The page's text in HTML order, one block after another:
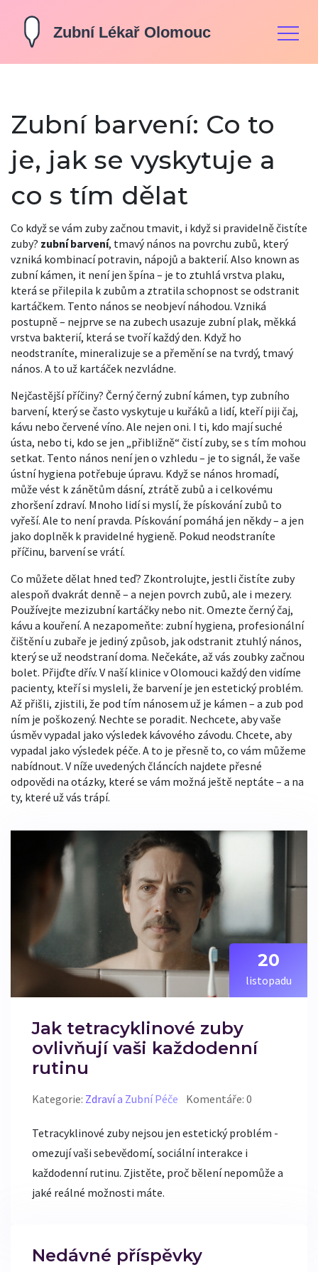
Zubní barvení: Co to
je, jak se vyskytuje a
co s tím dělat
Co když se vám zuby začnou tmavit, i když si pravidelně čistíte
zuby? zubní barvení, tmavý nános na povrchu zubů, který
vzniká kombinací potravin, nápojů a bakterií. Also known as
zubní kámen, it není jen špína – je to ztuhlá vrstva plaku,
která se přilepila k zubům a ztratila schopnost se odstranit
kartáčkem. Tento nános se neobjeví náhodou. Vzniká
postupně – nejprve se na zubech usazuje zubní plak, měkká
vrstva bakterií, která se tvoří každý den. Když ho
neodstraníte, mineralizuje se a přemění se na tvrdý, tmavý
nános. A to už kartáček nezvládne.
Nejčastější příčiny? Černýčerný zubní kámen, typ zubního
barvení, který se často vyskytuje u kuřáků a lidí, kteří piji čaj,
kávu nebo červené víno. Ale nejen oni. I ti, kdo mají suché
ústa, nebo ti, kdo se jen „přibližně“ čistí zuby, se s tím mohou
setkat. Tento nános není jen o vzhledu – je to signál, že vaše
ústní hygiena potřebuje úpravu. Když se nános hromadí,
může vést k zánětům dásní, ztrátě zubů a i celkovému
zhoršení zdraví. Mnoho lidí si myslí, že pískování zubů to
vyřeší. Ale to není pravda. Pískování pomáhá jen někdy – a jen
jako doplněk k pravidelné hygieně. Pokud neodstraníte
příčinu, barvení se vrátí.
Co můžete dělat hned teď? Zkontrolujte, jestli čistíte zuby
alespoň dvakrát denně – a nejen povrch zubů, ale i mezery.
Používejte mezizubní kartáčky nebo nit. Omezte černý čaj,
kávu a kouření. A nezapomeňte: zubní hygiena, profesionální
čištění u zubaře je jediný způsob, jak odstranit ztuhlý nános,
který se už neodstraní doma. Nečekáte, až vás zoubky začnou
bolet. Přijďte dřív. V naší klinice v Olomouci každý den vidíme
pacienty, kteří si mysleli, že barvení je jen estetický problém.
Až přišli, zjistili, že pod tím nánosem už je kámen – a zub pod
ním je poškozený. Nechte se poradit. Nechcete, aby vaše
úsměv vypadal jako výsledek kávového závodu. Chcete, aby
vypadal jako výsledek péče. A to je přesně to, co vám můžeme
nabídnout. V níže uvedených článcích najdete přesné
odpovědi na otázky, které se vám možná ještě neptáte – a na
ty, které už vás trápí.
20
listopadu
Jak tetracyklinové zuby
ovlivňují vaši každodenní
rutinu
Kategorie: Zdraví a Zubní Péče Komentáře: 0
Tetracyklinové zuby nejsou jen estetický problém -
omezují vaši sebevědomí, sociální interakce i
každodenní rutinu. Zjistěte, proč bělení nepomůže a
jaké reálné možnosti máte.
Nedávné příspěvky